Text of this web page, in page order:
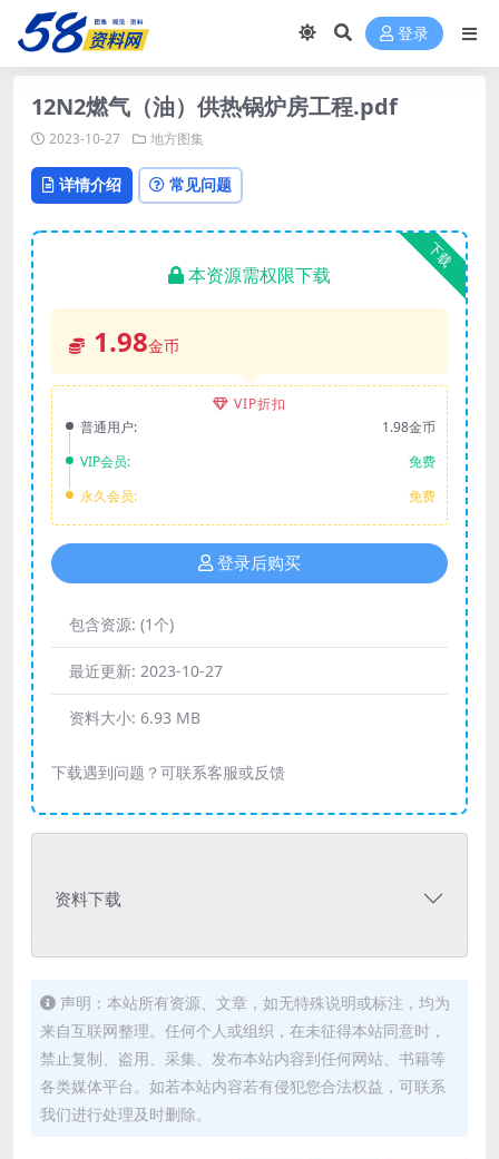
登录
12N2燃气（油）供热锅炉房工程.pdf
2023-10-27 地方图集
详情介绍 常见问题
下载
本资源需权限下载
1.98金币
VIP折扣
普通用户:
1.98金币
VIP会员:
免费
永久会员:
免费
登录后购买
包含资源: (1个)
最近更新: 2023-10-27
资料大小: 6.93 MB
下载遇到问题？可联系客服或反馈
资料下载
声明：本站所有资源、文章，如无特殊说明或标注，均为
来自互联网整理。任何个人或组织，在未征得本站同意时，
禁止复制、盗用、采集、发布本站内容到任何网站、书籍等
各类媒体平台。如若本站内容若有侵犯您合法权益，可联系
我们进行处理及时删除。